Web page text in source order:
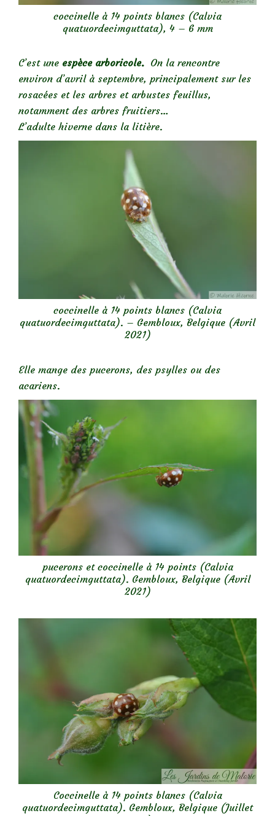
coccinelle à 14 points blancs (Calvia
quatuordecimguttata), 4 – 6 mm
C’est une espèce arboricole. On la rencontre
environ d’avril à septembre, principalement sur les
rosacées et les arbres et arbustes feuillus,
notamment des arbres fruitiers…
L’adulte hiverne dans la litière.
coccinelle à 14 points blancs (Calvia
quatuordecimguttata). – Gembloux, Belgique (Avril
2021)
Elle mange des pucerons, des psylles ou des
acariens.
pucerons et coccinelle à 14 points (Calvia
quatuordecimguttata). Gembloux, Belgique (Avril
2021)
Coccinelle à 14 points blancs (Calvia
quatuordecimguttata). Gembloux, Belgique (Juillet